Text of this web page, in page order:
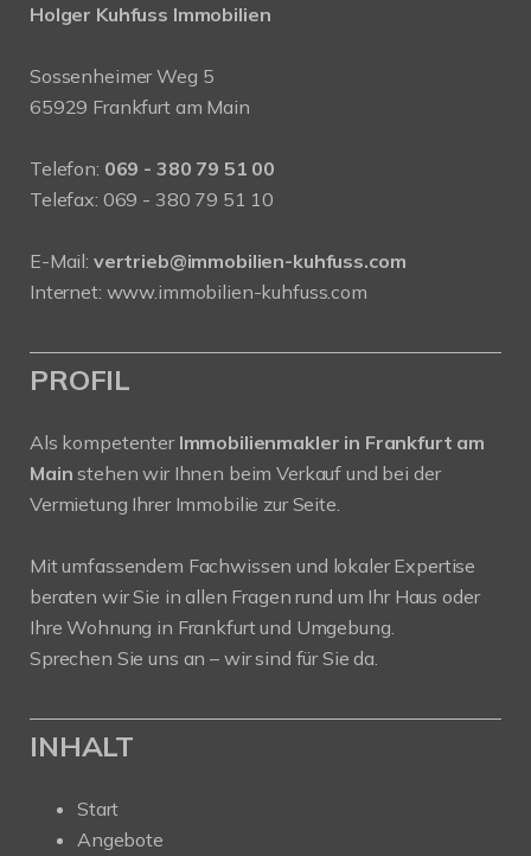
Holger Kuhfuss Immobilien
Sossenheimer Weg 5
65929 Frankfurt am Main
Telefon: 069 - 380 79 51 00
Telefax: 069 - 380 79 51 10
E-Mail: vertrieb@immobilien-kuhfuss.com
Internet: www.immobilien-kuhfuss.com
PROFIL
Als kompetenter Immobilienmakler in Frankfurt am
Main stehen wir Ihnen beim Verkauf und bei der
Vermietung Ihrer Immobilie zur Seite.
Mit umfassendem Fachwissen und lokaler Expertise
beraten wir Sie in allen Fragen rund um Ihr Haus oder
Ihre Wohnung in Frankfurt und Umgebung.
Sprechen Sie uns an – wir sind für Sie da.
INHALT
Start
Angebote